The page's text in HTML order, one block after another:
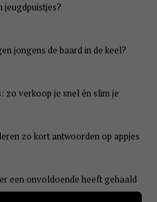
jeugdpuistjes?
jongens de baard in de keel?
zo verkoop je snel én slim je
zo kort antwoorden op appjes
een onvoldoende heeft gehaald